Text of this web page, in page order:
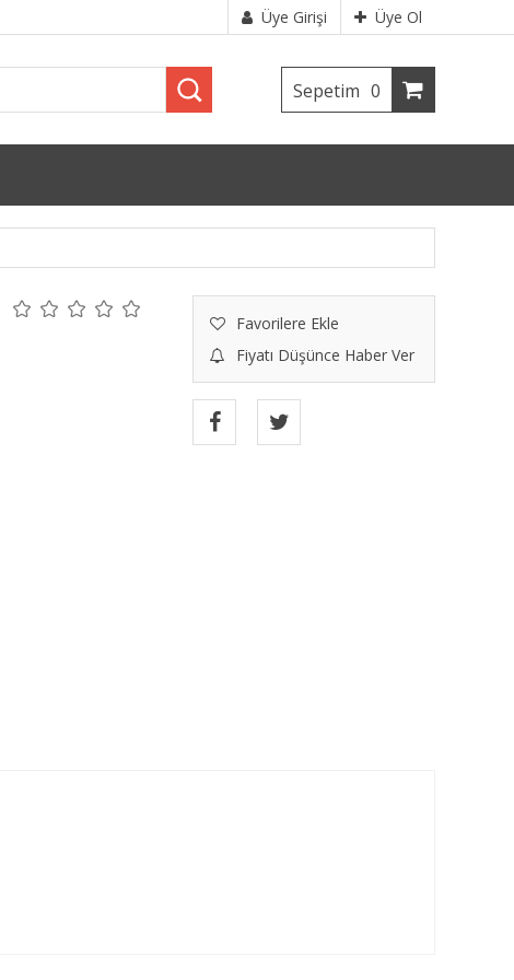
Üye Girişi Üye Ol
Sepetim 0
Favorilere Ekle
Fiyatı Düşünce Haber Ver